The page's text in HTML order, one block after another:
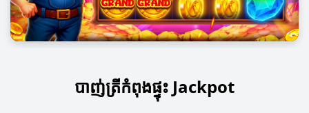
បាញ់ត្រីកំពុងផ្ទុះ Jackpot